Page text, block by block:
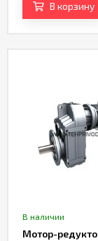
В корзину
В наличии
Мотор-